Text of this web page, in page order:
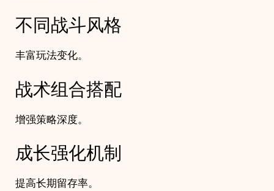
不同战斗风格
丰富玩法变化。
战术组合搭配
增强策略深度。
成长强化机制
提高长期留存率。